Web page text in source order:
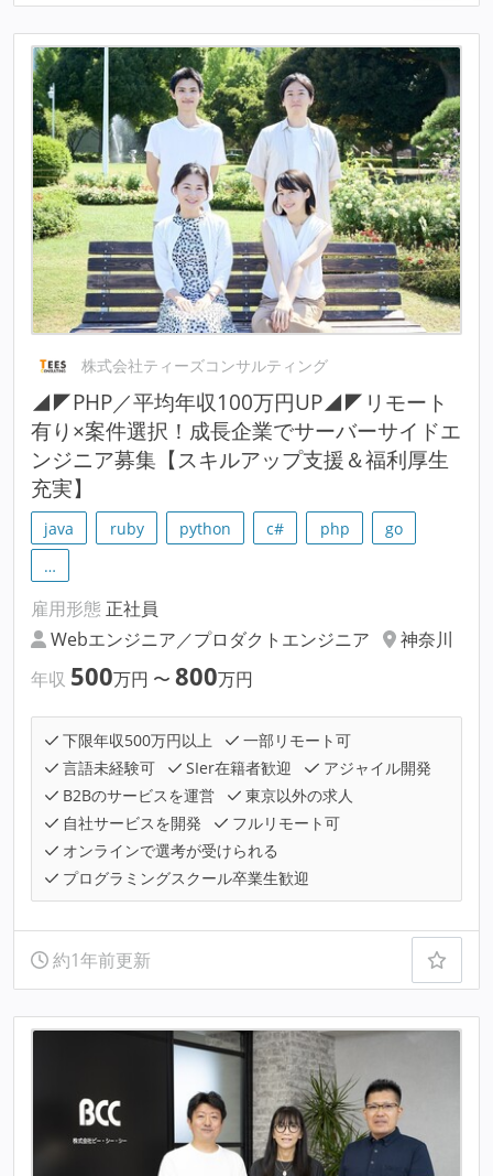
株式会社ティーズコンサルティング
◢◤PHP／平均年収100万円UP◢◤リモート
有り×案件選択！成長企業でサーバーサイドエ
ンジニア募集【スキルアップ支援＆福利厚生
充実】
java ruby python c# php
go
…
雇用形態 正社員
Webエンジニア／プロダクトエンジニア
神奈川
年収 500万円 〜 800万円
下限年収500万円以上
一部リモート可
言語未経験可
SIer在籍者歓迎
アジャイル開発
B2Bのサービスを運営
東京以外の求人
自社サービスを開発
フルリモート可
オンラインで選考が受けられる
プログラミングスクール卒業生歓迎
約1年前更新